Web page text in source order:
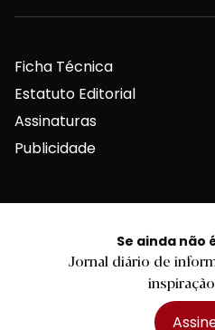
Se ainda não
Jornal diário de
Ficha Técnica
Estatuto Editorial
Assinaturas
Publicidade
Contactos Gerais